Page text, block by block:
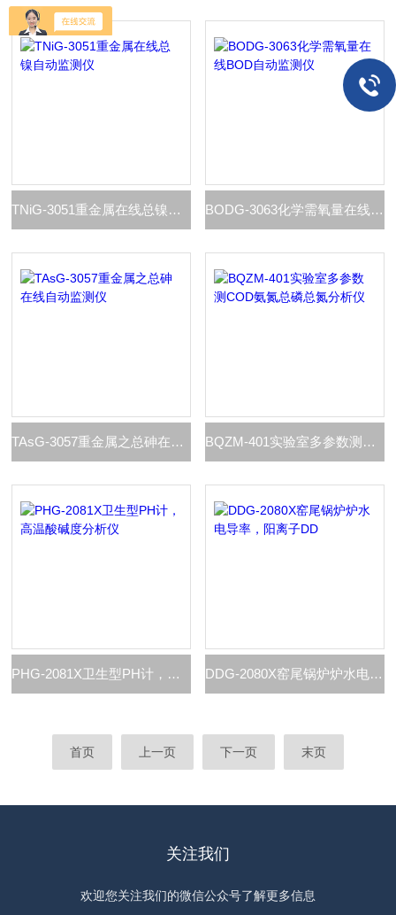
TNiG-3051重金属在线总镍自动监测仪 BODG-3063化学需氧量在线BOD自动监测仪
TAsG-3057重金属之总砷在线自动监测仪 BQZM-401实验室多参数测COD氨氮总磷总氮分析仪
PHG-2081X卫生型PH计，高温酸碱度分析仪 DDG-2080X窑尾锅炉炉水电导率，阳离子DD
首页 上一页 下一页 末页
关注我们
欢迎您关注我们的微信公众号了解更多信息